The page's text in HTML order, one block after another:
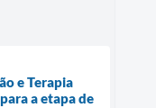
e Terapia
a etapa de